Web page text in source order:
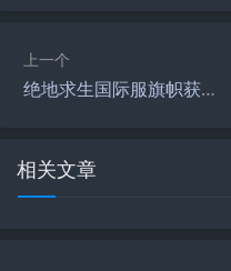
上一个
绝地求生国际服旗帜获取与使用指南-绝地求生国际服旗帜如何获得和更换
相关文章